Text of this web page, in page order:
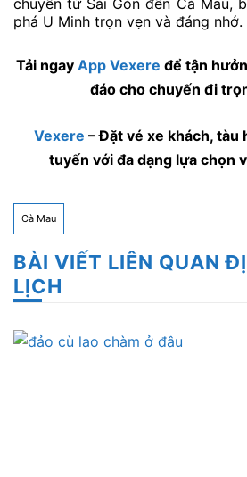
chuyển từ Sài Gòn đến Cà Mau,
phá U Minh trọn vẹn và đáng nhớ.
Tải ngay App Vexere để tận
đáo cho chuyến đi
Vexere – Đặt vé xe khách, tàu
tuyến với đa dạng lựa chọn
Cà Mau
BÀI VIẾT LIÊN QUAN
LỊCH